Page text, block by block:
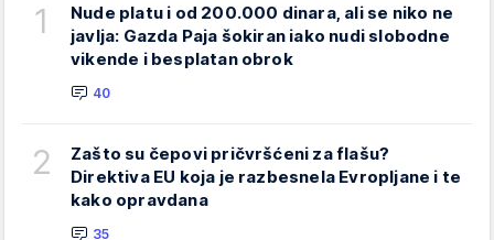
1
Nude platu i od 200.000 dinara, ali se niko ne
javlja: Gazda Paja šokiran iako nudi slobodne
vikende i besplatan obrok
40
2
Zašto su čepovi pričvršćeni za flašu?
Direktiva EU koja je razbesnela Evropljane i te
kako opravdana
35